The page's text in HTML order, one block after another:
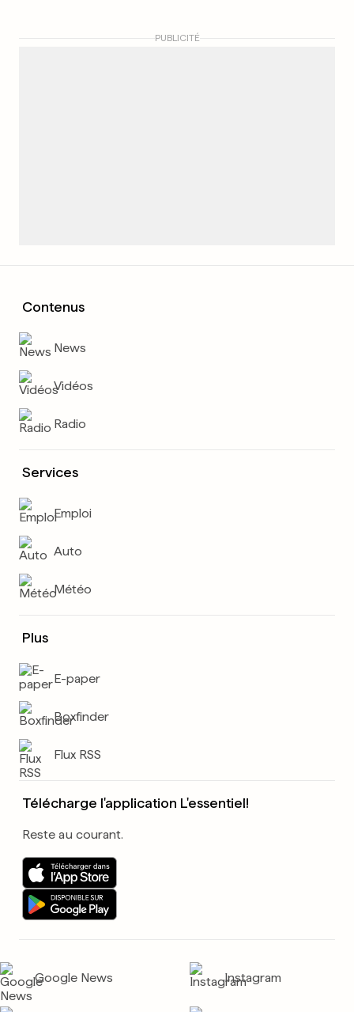
PUBLICITÉ
Contenus
News
Vidéos
Radio
Services
Emploi
Auto
Météo
Plus
E-paper
Boxfinder
Flux RSS
Télécharge l'application L'essentiel!
Reste au courant.
Google News Instagram